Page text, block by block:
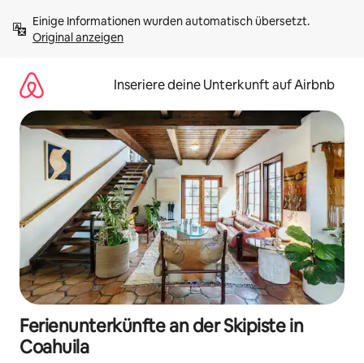
Inhalten
springenOriginal anzeigen
Inseriere deine Unterkunft auf Airbnb
Ferienunterkünfte an der Skipiste in
Coahuila